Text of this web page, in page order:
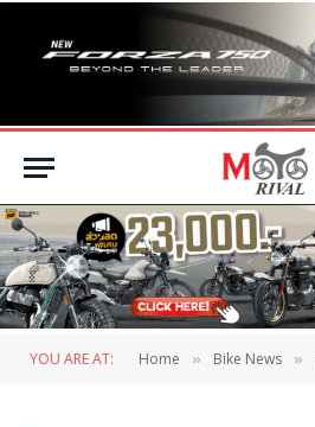
YOU ARE AT: Home » Bike News »